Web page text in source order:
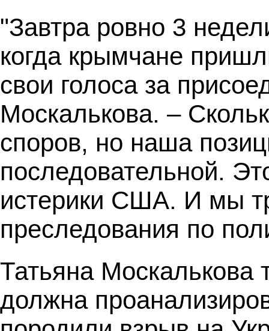
"Завтра ровно 3
когда крымчане
свои голоса за
Москалькова. –
споров, но наша
последовательной.
истерики США. И мы
преследования по
Татьяна Москалькова
должна